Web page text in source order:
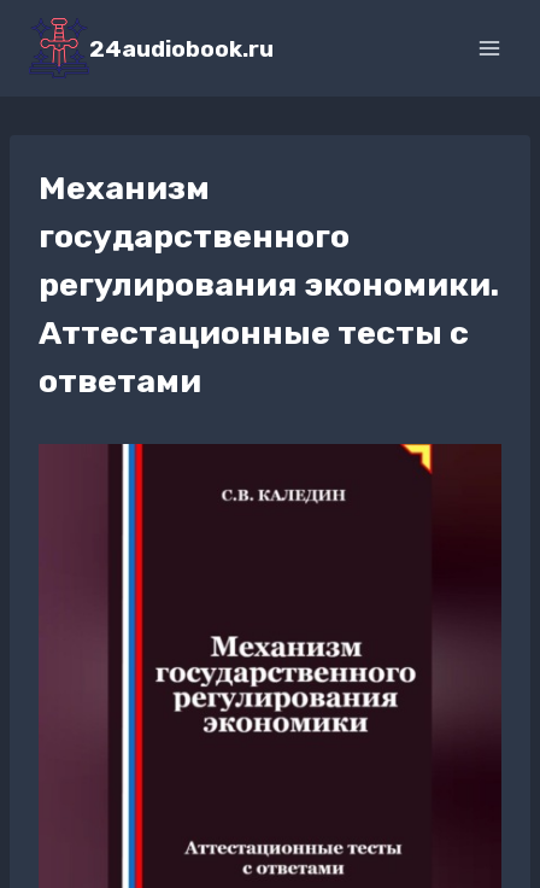
Перейти
содержимому
24audiobook.ru
Механизм
государственного
регулирования экономики.
Аттестационные тесты с
ответами